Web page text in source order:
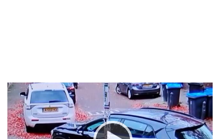
Video
Player